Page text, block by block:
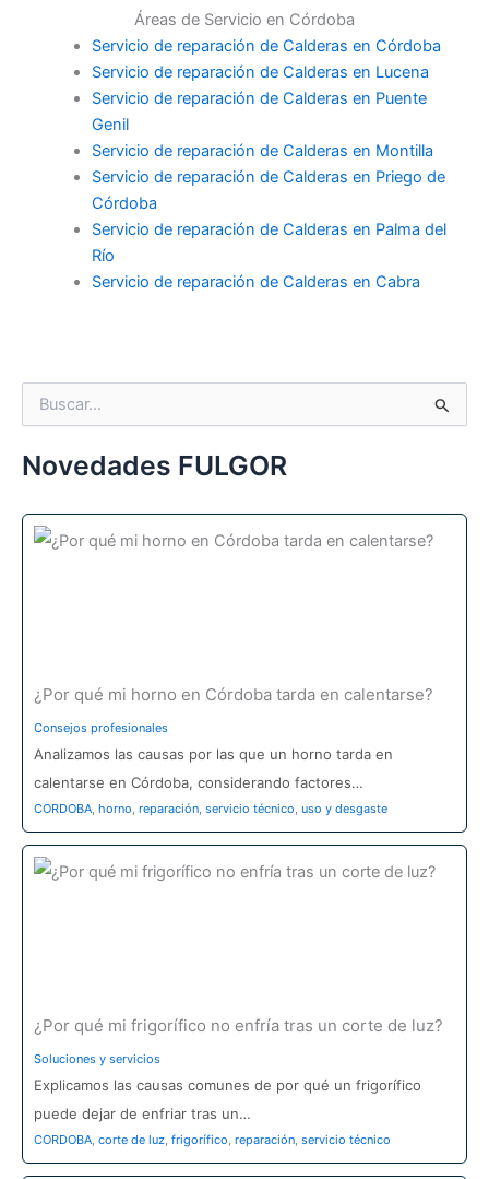
Áreas de Servicio en Córdoba
Servicio de reparación de Calderas en Córdoba
Servicio de reparación de Calderas en Lucena
Servicio de reparación de Calderas en Puente
Genil
Servicio de reparación de Calderas en Montilla
Servicio de reparación de Calderas en Priego de
Córdoba
Servicio de reparación de Calderas en Palma del
Río
Servicio de reparación de Calderas en Cabra
c
a
p
Novedades FULGOR
¿Por qué mi horno en Córdoba tarda en calentarse?
Consejos profesionales
Analizamos las causas por las que un horno tarda en
calentarse en Córdoba, considerando factores…
CORDOBA, horno, reparación, servicio técnico, uso y desgaste
¿Por qué mi frigorífico no enfría tras un corte de luz?
Soluciones y servicios
Explicamos las causas comunes de por qué un frigorífico
puede dejar de enfriar tras un…
CORDOBA, corte de luz, frigorífico, reparación, servicio técnico